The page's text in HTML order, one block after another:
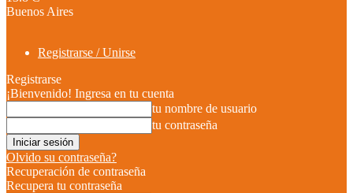
Buenos Aires
Registrarse / Unirse
Registrarse
¡Bienvenido! Ingresa en tu cuenta
tu nombre de usuario
tu contraseña
Olvido su contraseña?
Recuperación de contraseña
Recupera tu contraseña